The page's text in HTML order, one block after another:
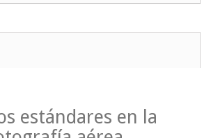
estándares en la